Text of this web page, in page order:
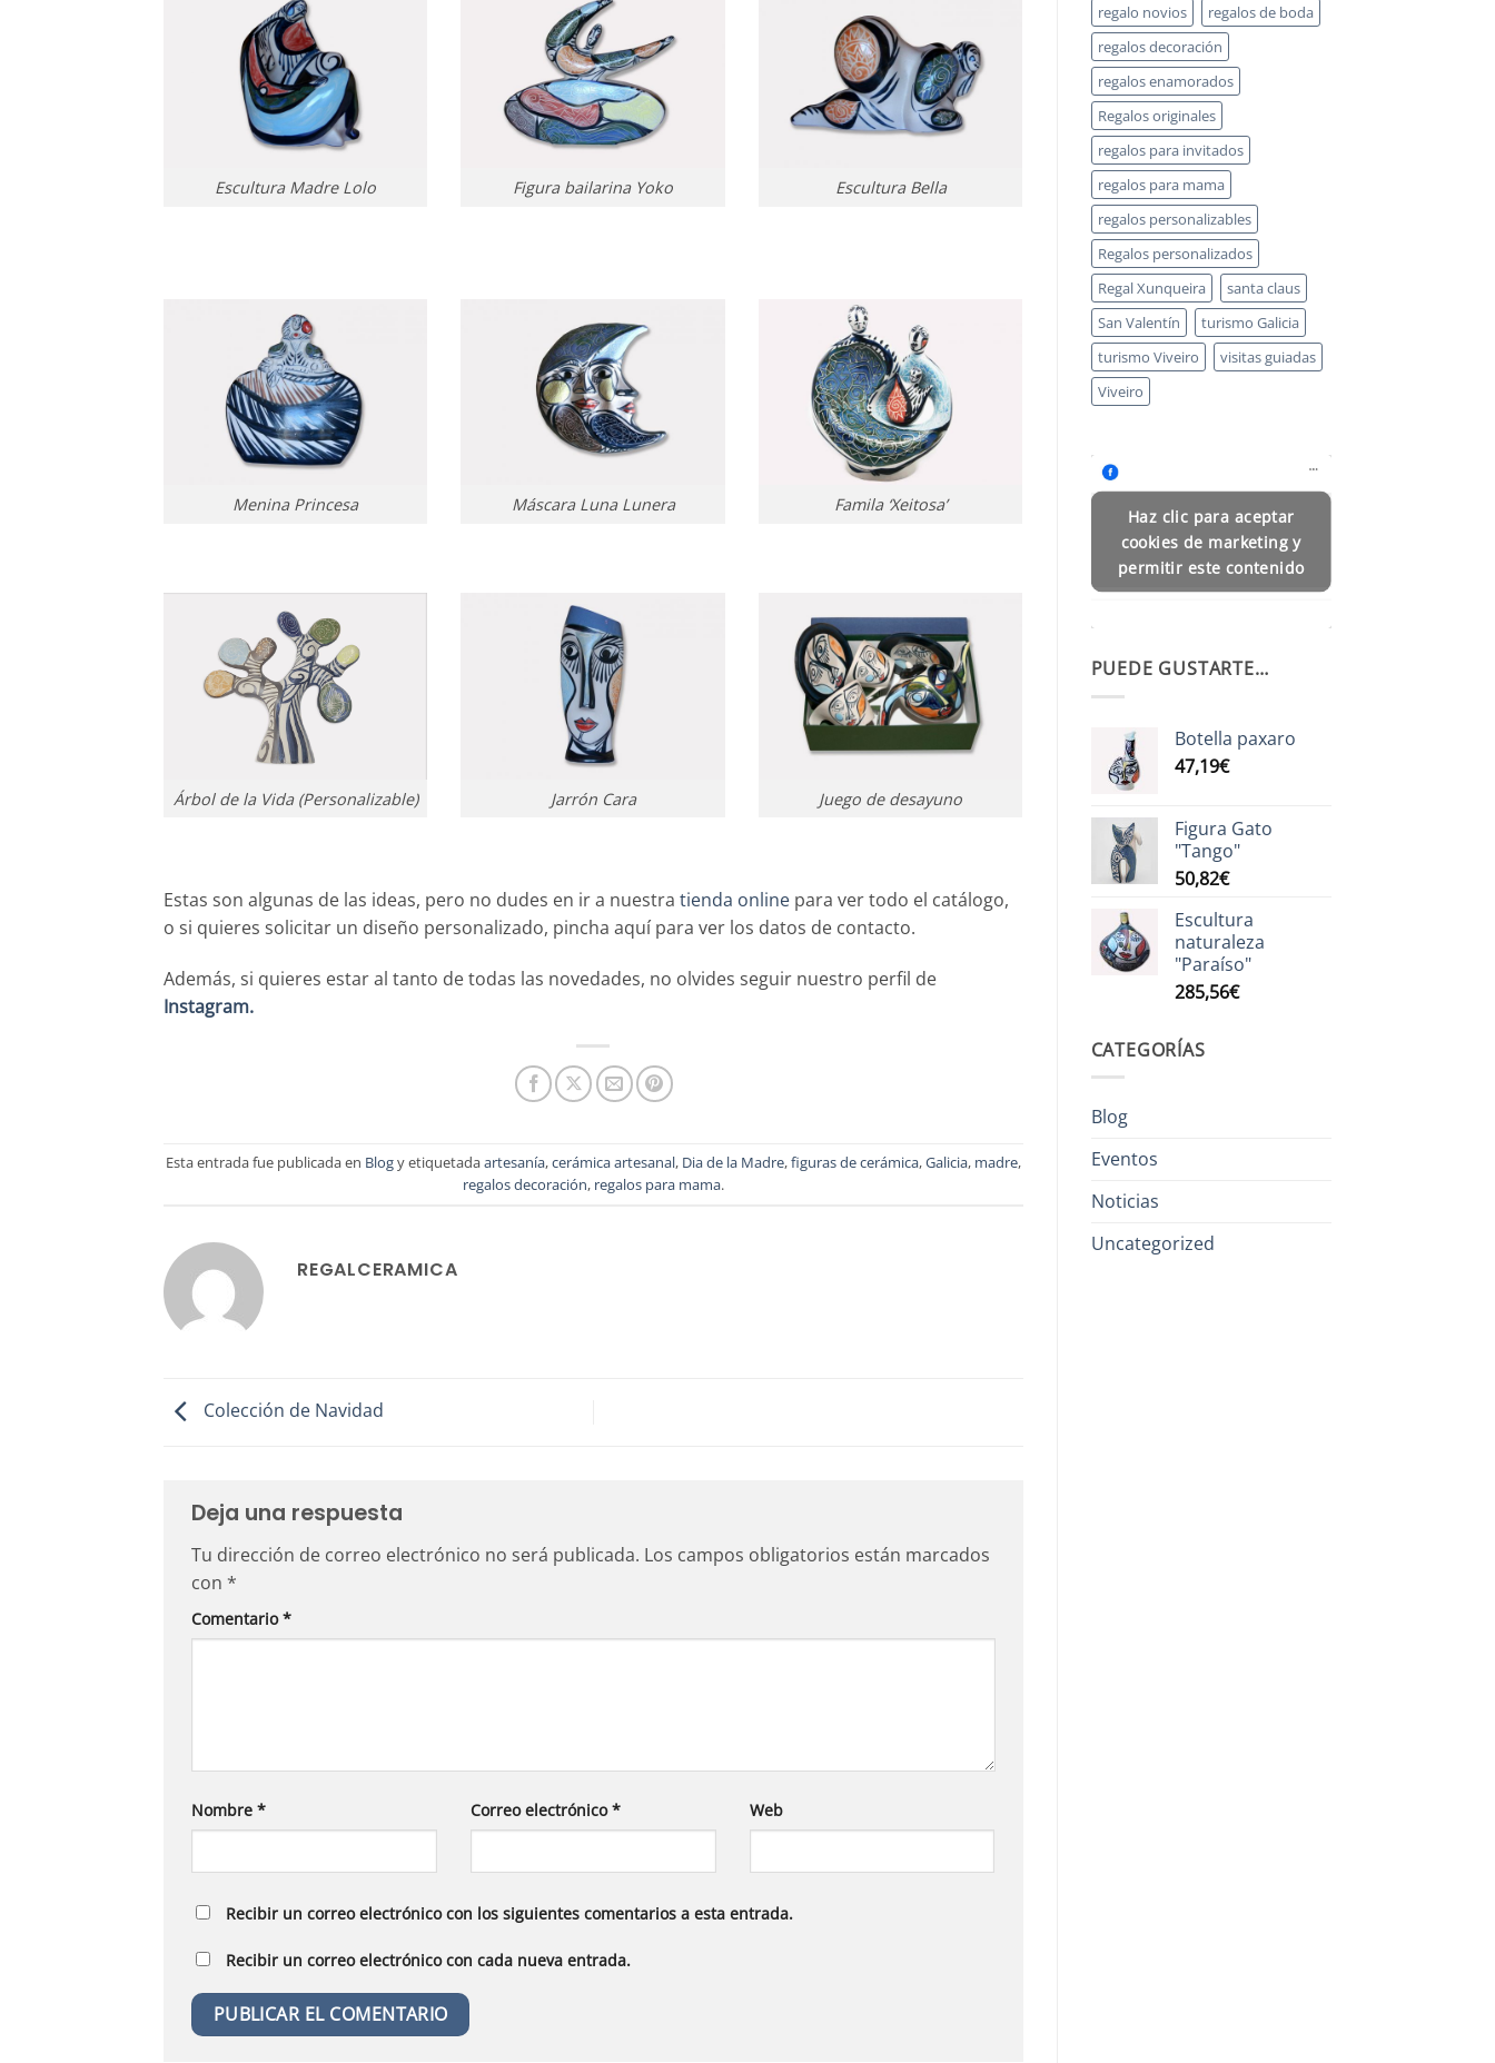
Escultura Madre Lolo Figura bailarina Yoko Escultura Bella
Menina Princesa Máscara Luna Lunera Famila ‘Xeitosa’
Árbol de la Vida (Personalizable) Jarrón Cara Juego de desayuno
Estas son algunas de las ideas, pero no dudes en ir a nuestra tienda online para ver todo el catálogo,
o si quieres solicitar un diseño personalizado, pincha aquí para ver los datos de contacto.
Además, si quieres estar al tanto de todas las novedades, no olvides seguir nuestro perfil de
Instagram.
Esta entrada fue publicada en Blogy etiquetadaartesanía,cerámica artesanal, Dia de la Madre,figuras de cerámica,Galicia, madre,
regalos decoración, regalos para mama.
REGALCERAMICA
Colección de Navidad
Deja una respuesta
Tu dirección de correo electrónico no será publicada. Los campos obligatorios están marcados
con *
Comentario*
Nombre * Correo electrónico* Web
Recibir un correo electrónico con los siguientes comentarios a esta entrada.
Recibir un correo electrónico con cada nueva entrada.
regalo novios
regalos de boda
regalos decoración
regalos enamorados
Regalos originales
regalos para invitados
regalos para mama
regalos personalizables
Regalos personalizados
Regal Xunqueira
santa claus
San Valentín
turismo Galicia
turismo Viveiro
visitas guiadas
Viveiro
Haz clic para aceptar
cookies de marketing y
permitir este contenido
PUEDE GUSTARTE…
Botella paxaro
47,19€
Figura Gato
"Tango"
50,82€
Escultura
naturaleza
"Paraíso"
285,56€
CATEGORÍAS
Blog
Eventos
Noticias
Uncategorized